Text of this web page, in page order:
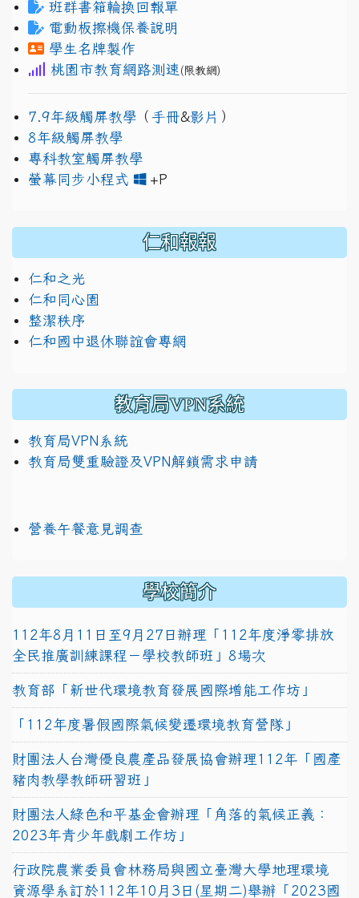
班群書箱輪換回報單
電動板擦機保養說明
學生名牌製作
桃園市教育網路測速 (限教網)
7.9年級觸屏教學 （ 手冊&影片 ）
8年級觸屏教學
專科教室觸屏教學
螢幕同步小程式
+P
仁和報報
仁和之光
仁和同心園
整潔秩序
仁和國中退休聯誼會專網
教育局VPN系統
教育局VPN系統
教育局雙重驗證及VPN解鎖需求申請
營養午餐意見調查
學校簡介
112年8月11日至9月27日辦理「112年度淨零排放
全民推廣訓練課程－學校教師班」8場次
教育部「新世代環境教育發展國際增能工作坊」
「112年度暑假國際氣候變遷環境教育營隊」
財團法人台灣優良農產品發展協會辦理112年「國產
豬肉教學教師研習班」
財團法人綠色和平基金會辦理「角落的氣候正義：
2023年青少年戲劇工作坊」
行政院農業委員會林務局與國立臺灣大學地理環境
資源學系訂於112年10月3日(星期二)舉辦「2023國